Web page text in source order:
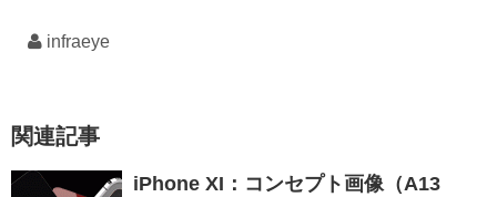
infraeye
関連記事
iPhone XI：コンセプト画像（A13